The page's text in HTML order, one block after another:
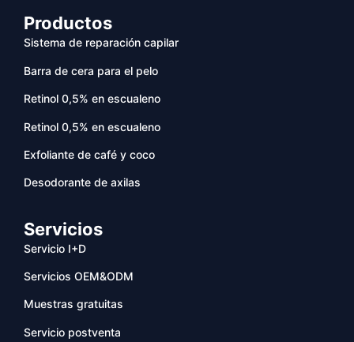
Productos
Sistema de reparación capilar
Barra de cera para el pelo
Retinol 0,5% en escualeno
Retinol 0,5% en escualeno
Exfoliante de café y coco
Desodorante de axilas
Servicios
Servicio I+D
Servicios OEM&ODM
Muestras gratuitas
Servicio postventa